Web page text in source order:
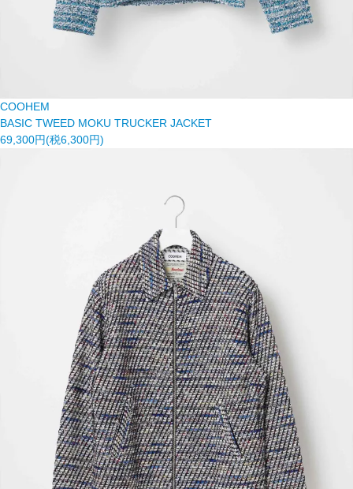
COOHEM
BASIC TWEED MOKU TRUCKER JACKET
69,300円(税6,300円)